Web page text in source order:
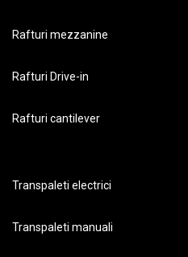
Rafturi mezzanine
Rafturi Drive-in
Rafturi cantilever
Transpaleti electrici
Transpaleti manuali